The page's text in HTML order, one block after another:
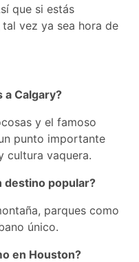
que si estás
vez ya sea hora de
a Calgary?
y el famoso
punto importante
cultura vaquera.
destino popular?
parques como
único.
en Houston?